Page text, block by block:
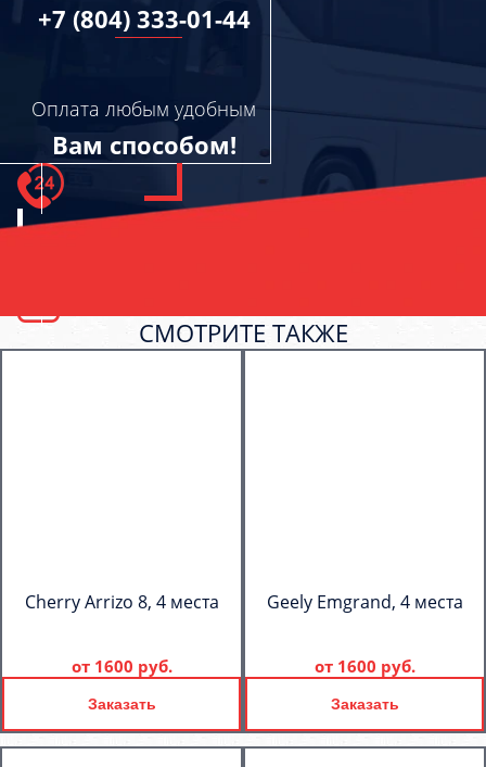
+7 (804) 333-01-44
Оплата любым удобным
Вам способом!
СМОТРИТЕ ТАКЖЕ
Cherry Arrizo 8, 4 места
от 1600 руб.
Заказать
Geely Emgrand, 4 места
от 1600 руб.
Заказать